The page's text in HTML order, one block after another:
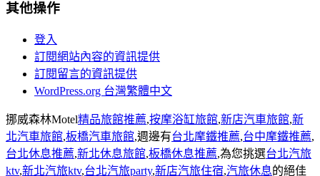
其他操作
登入
訂閱網站內容的資訊提供
訂閱留言的資訊提供
WordPress.org 台灣繁體中文
挪威森林Motel精品旅館推薦,按摩浴缸旅館,新店汽車旅館,新
北汽車旅館,板橋汽車旅館,週邊有台北摩鐵推薦,台中摩鐵推薦,
台北休息推薦,新北休息旅館,板橋休息推薦,為您挑選台北汽旅
ktv,新北汽旅ktv,台北汽旅party,新店汽旅住宿,汽旅休息的絕佳